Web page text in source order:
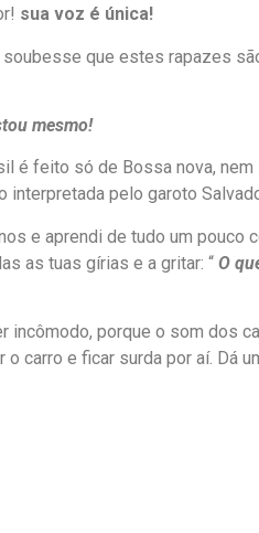
sua voz é única!
que estes rapazes
mesmo!
é feito só de Bossa nova, nem
interpretada pelo garoto
e aprendi de tudo um pouco
as tuas gírias e a gritar: “ O
incômodo, porque o som dos
carro e ficar surda por aí. Dá